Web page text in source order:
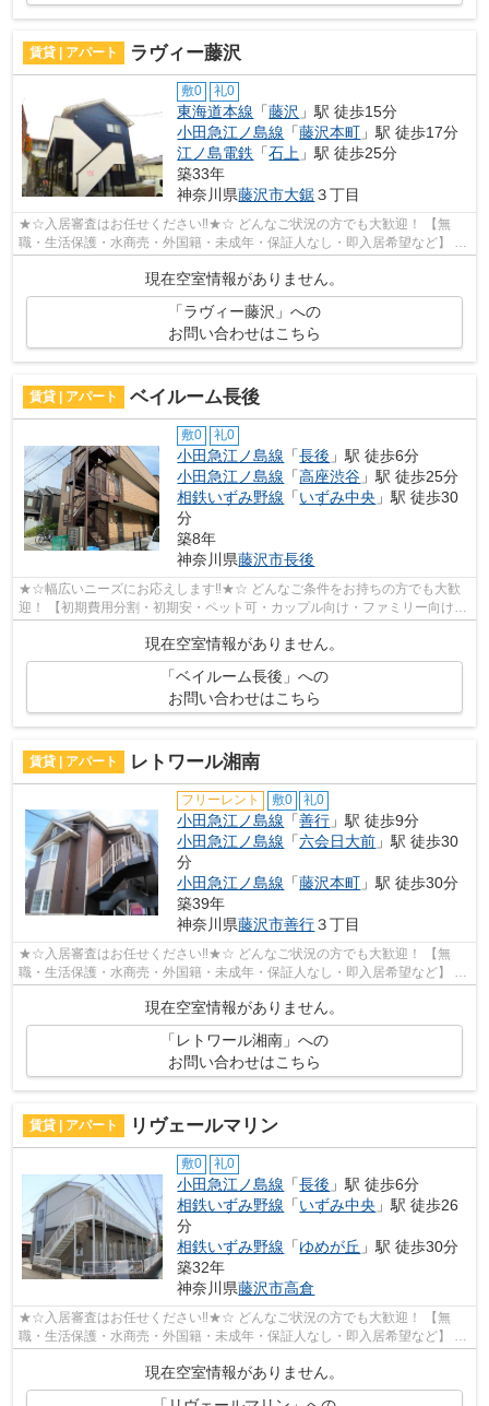
賃貸 | アパート ラヴィー藤沢
敷0 礼0
東海道本線 「藤沢 」駅 徒歩15分
小田急江ノ島線 「藤沢本町 」駅 徒歩17分
江ノ島電鉄 「石上 」駅 徒歩25分
築33年
神奈川県藤沢市大鋸３丁目
★☆入居審査はお任せください‼★☆ どんなご状況の方でも大歓迎！ 【無
職・生活保護・水商売・外国籍・未成年・保証人なし・即入居希望など】 ネ
現在空室情報がありません。
「ラヴィー藤沢」への
お問い合わせはこちら
賃貸 | アパート ベイルーム長後
敷0 礼0
小田急江ノ島線 「長後 」駅 徒歩6分
小田急江ノ島線 「高座渋谷 」駅 徒歩25分
相鉄いずみ野線 「いずみ中央 」駅 徒歩30
分
築8年
神奈川県藤沢市長後
★☆幅広いニーズにお応えします‼★☆ どんなご条件をお持ちの方でも大歓
迎！ 【初期費用分割・初期安・ペット可・カップル向け・ファミリー向け・
現在空室情報がありません。
「ベイルーム長後」への
お問い合わせはこちら
賃貸 | アパート レトワール湘南
フリーレント 敷0 礼0
小田急江ノ島線 「善行 」駅 徒歩9分
小田急江ノ島線 「六会日大前 」駅 徒歩30
分
小田急江ノ島線 「藤沢本町 」駅 徒歩30分
築39年
神奈川県藤沢市善行３丁目
★☆入居審査はお任せください‼★☆ どんなご状況の方でも大歓迎！ 【無
職・生活保護・水商売・外国籍・未成年・保証人なし・即入居希望など】 ネ
ット非公開の物件からもお探し致します‼ ...
現在空室情報がありません。
「レトワール湘南」への
お問い合わせはこちら
賃貸 | アパート リヴェールマリン
敷0 礼0
小田急江ノ島線 「長後 」駅 徒歩6分
相鉄いずみ野線 「いずみ中央 」駅 徒歩26
分
相鉄いずみ野線 「ゆめが丘 」駅 徒歩30分
築32年
神奈川県藤沢市高倉
★☆入居審査はお任せください‼★☆ どんなご状況の方でも大歓迎！ 【無
職・生活保護・水商売・外国籍・未成年・保証人なし・即入居希望など】 ネ
現在空室情報がありません。